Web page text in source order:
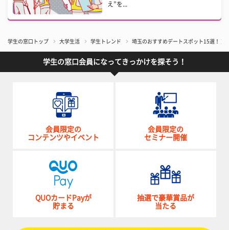
え”を...
学生の窓口トップ 大学生活 学生トレンド 埼玉のおすすめデートスポット15選！ 東
学生の窓口会員になってきっかけを探そう！
会員限定の
コンテンツやイベント
会員限定の
セミナー開催
QUOカードPayが
貯まる
抽選で豪華賞品が
当たる